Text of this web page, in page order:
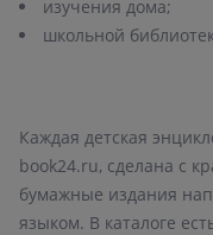
школьной
Каждая детская
book24.ru, сделана с
бумажные издания
языком. В каталоге